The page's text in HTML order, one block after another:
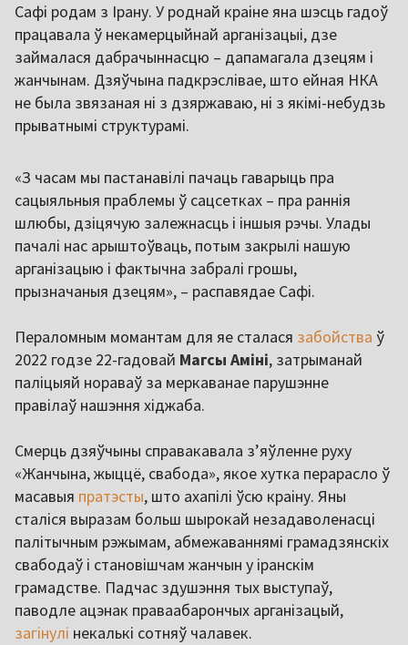
Сафі родам з Ірану. У роднай краіне яна шэсць гадоў
працавала ў некамерцыйнай арганізацыі, дзе
займалася дабрачыннасцю – дапамагала дзецям і
жанчынам. Дзяўчына падкрэслівае, што ейная НКА
не была звязаная ні з дзяржаваю, ні з якімі-небудзь
прыватнымі структурамі.
«З часам мы пастанавілі пачаць гаварыць пра
сацыяльныя праблемы ў сацсетках – пра раннія
шлюбы, дзіцячую залежнасць і іншыя рэчы. Улады
пачалі нас арыштоўваць, потым закрылі нашую
арганізацыю і фактычна забралі грошы,
прызначаныя дзецям», – распавядае Сафі.
Пераломным момантам для яе сталася забойства ў
2022 годзе 22-гадовай Магсы Аміні, затрыманай
паліцыяй нораваў за меркаванае парушэнне
правілаў нашэння хіджаба.
Смерць дзяўчыны справакавала зʼяўленне руху
«Жанчына, жыццё, свабода», якое хутка перарасло ў
масавыя пратэсты, што ахапілі ўсю краіну. Яны
сталіся выразам больш шырокай незадаволенасці
палітычным рэжымам, абмежаваннямі грамадзянскіх
свабодаў і становішчам жанчын у іранскім
грамадстве. Падчас здушэння тых выступаў,
паводле ацэнак праваабарончых арганізацый,
загінулі некалькі сотняў чалавек.